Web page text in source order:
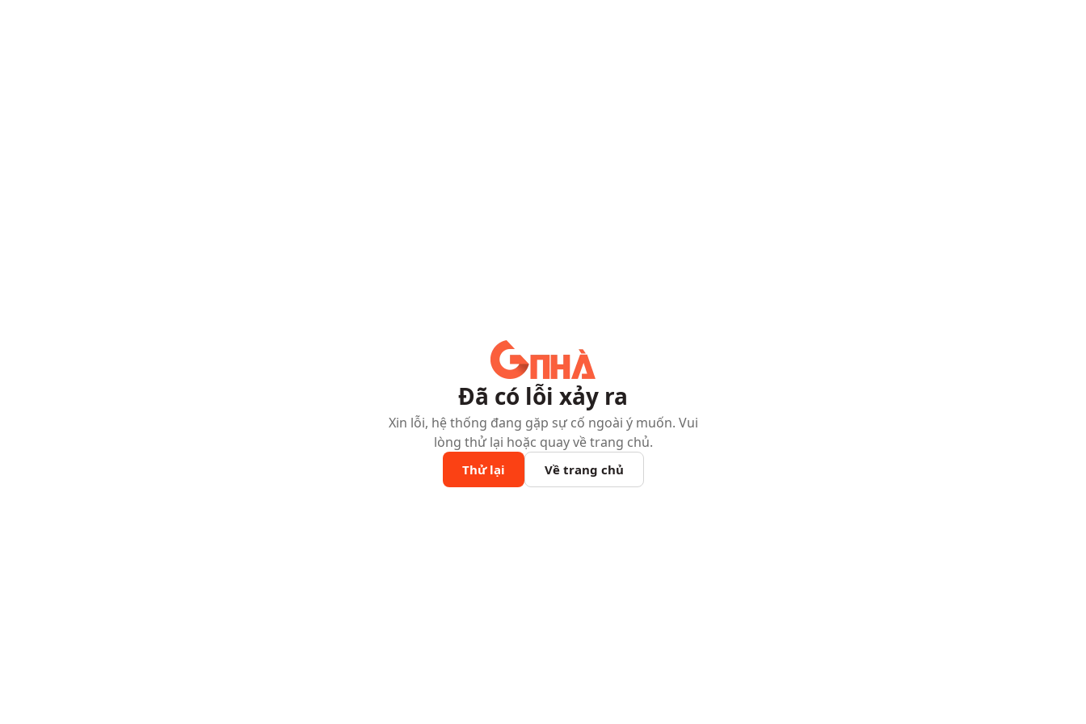
Đã có lỗi xảy ra
Xin lỗi, hệ thống đang gặp sự cố ngoài ý muốn. Vui
lòng thử lại hoặc quay về trang chủ.
Thử lại Về trang chủ